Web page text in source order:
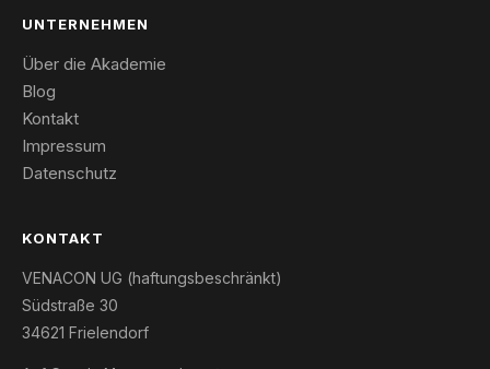
UNTERNEHMEN
Über die Akademie
Blog
Kontakt
Impressum
Datenschutz
KONTAKT
VENACON UG (haftungsbeschränkt)
Südstraße 30
34621 Frielendorf